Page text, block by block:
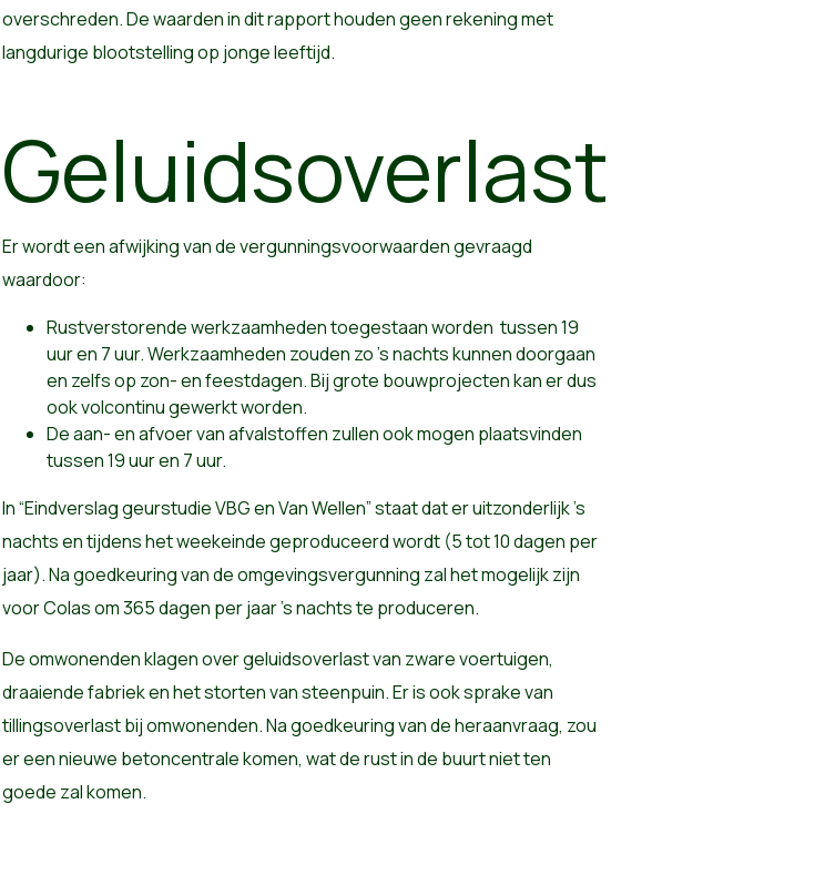
overschreden. De waarden in dit rapport houden geen rekening met
langdurige blootstelling op jonge leeftijd.
Geluidsoverlast
Er wordt een afwijking van de vergunningsvoorwaarden gevraagd
waardoor:
Rustverstorende werkzaamheden toegestaan worden tussen 19
uur en 7 uur. Werkzaamheden zouden zo ’s nachts kunnen doorgaan
en zelfs op zon- en feestdagen. Bij grote bouwprojecten kan er dus
ook volcontinu gewerkt worden.
De aan- en afvoer van afvalstoffen zullen ook mogen plaatsvinden
tussen 19 uur en 7 uur.
In “Eindverslag geurstudie VBG en Van Wellen” staat dat er uitzonderlijk ’s
nachts en tijdens het weekeinde geproduceerd wordt (5 tot 10 dagen per
jaar). Na goedkeuring van de omgevingsvergunning zal het mogelijk zijn
voor Colas om 365 dagen per jaar ’s nachts te produceren.
De omwonenden klagen over geluidsoverlast van zware voertuigen,
draaiende fabriek en het storten van steenpuin. Er is ook sprake van
tillingsoverlast bij omwonenden. Na goedkeuring van de heraanvraag, zou
er een nieuwe betoncentrale komen, wat de rust in de buurt niet ten
goede zal komen.